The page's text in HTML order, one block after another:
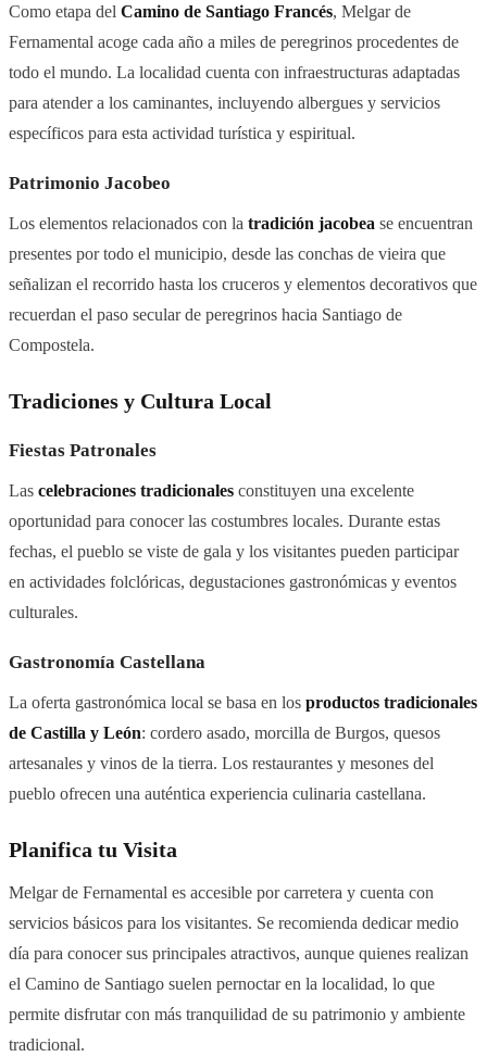
Como etapa del Camino de Santiago Francés, Melgar de
Fernamental acoge cada año a miles de peregrinos procedentes de
todo el mundo. La localidad cuenta con infraestructuras adaptadas
para atender a los caminantes, incluyendo albergues y servicios
específicos para esta actividad turística y espiritual.
Patrimonio Jacobeo
Los elementos relacionados con la tradición jacobea se encuentran
presentes por todo el municipio, desde las conchas de vieira que
señalizan el recorrido hasta los cruceros y elementos decorativos que
recuerdan el paso secular de peregrinos hacia Santiago de
Compostela.
Tradiciones y Cultura Local
Fiestas Patronales
Las celebraciones tradicionales constituyen una excelente
oportunidad para conocer las costumbres locales. Durante estas
fechas, el pueblo se viste de gala y los visitantes pueden participar
en actividades folclóricas, degustaciones gastronómicas y eventos
culturales.
Gastronomía Castellana
La oferta gastronómica local se basa en los productos tradicionales
de Castilla y León: cordero asado, morcilla de Burgos, quesos
artesanales y vinos de la tierra. Los restaurantes y mesones del
pueblo ofrecen una auténtica experiencia culinaria castellana.
Planifica tu Visita
Melgar de Fernamental es accesible por carretera y cuenta con
servicios básicos para los visitantes. Se recomienda dedicar medio
día para conocer sus principales atractivos, aunque quienes realizan
el Camino de Santiago suelen pernoctar en la localidad, lo que
permite disfrutar con más tranquilidad de su patrimonio y ambiente
tradicional.